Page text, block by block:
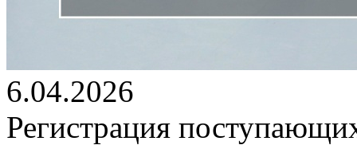
6.04.2026
Регистрация